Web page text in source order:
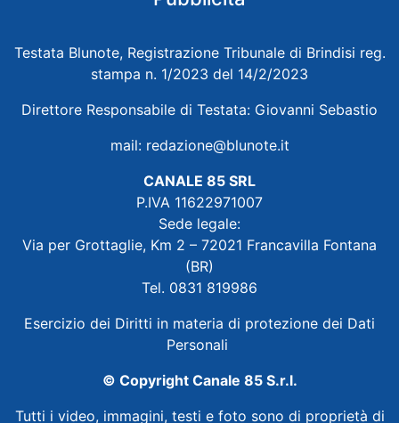
Testata Blunote, Registrazione Tribunale di Brindisi reg.
stampa n. 1/2023 del 14/2/2023
Direttore Responsabile di Testata: Giovanni Sebastio
mail: redazione@blunote.it
CANALE 85 SRL
P.IVA 11622971007
Sede legale:
Via per Grottaglie, Km 2 – 72021 Francavilla Fontana
(BR)
Tel. 0831 819986
Esercizio dei Diritti in materia di protezione dei Dati
Personali
© Copyright Canale 85 S.r.l.
Tutti i video, immagini, testi e foto sono di proprietà di